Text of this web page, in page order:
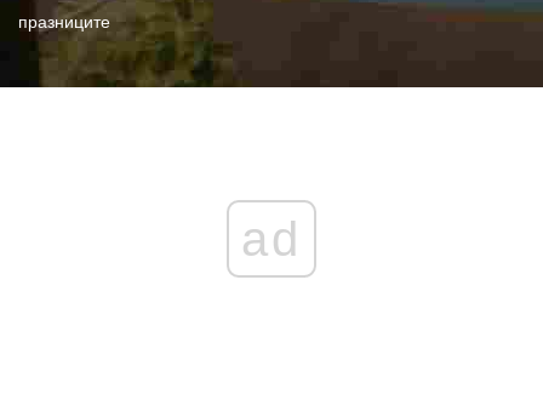
празниците
ad